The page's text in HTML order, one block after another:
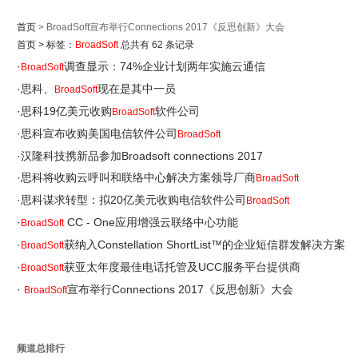
首页> BroadSoft宣布举行Connections 2017《反思创新》大会
首页> 标签： BroadSoft总共有 62 条记录
· BroadSoft调查显示：74%企业计划两年实施云通信
·思科、 BroadSoft现在是其中一员
·思科19亿美元收购 BroadSoft软件公司
·思科宣布收购美国电信软件公司 BroadSoft
·汉隆科技携新品参加Broadsoft connections 2017
·思科将收购云呼叫和联络中心解决方案领导厂商BroadSoft
·思科谋求转型：拟20亿美元收购电信软件公司 BroadSoft
· BroadSoftCC - One应用增强云联络中心功能
· BroadSoft获纳入Constellation ShortList™的企业短信群发解决方案
· BroadSoft获亚太年度最佳电话托管及UCC服务平台提供商
· BroadSoft宣布举行Connections 2017《反思创新》大会
频道总排行